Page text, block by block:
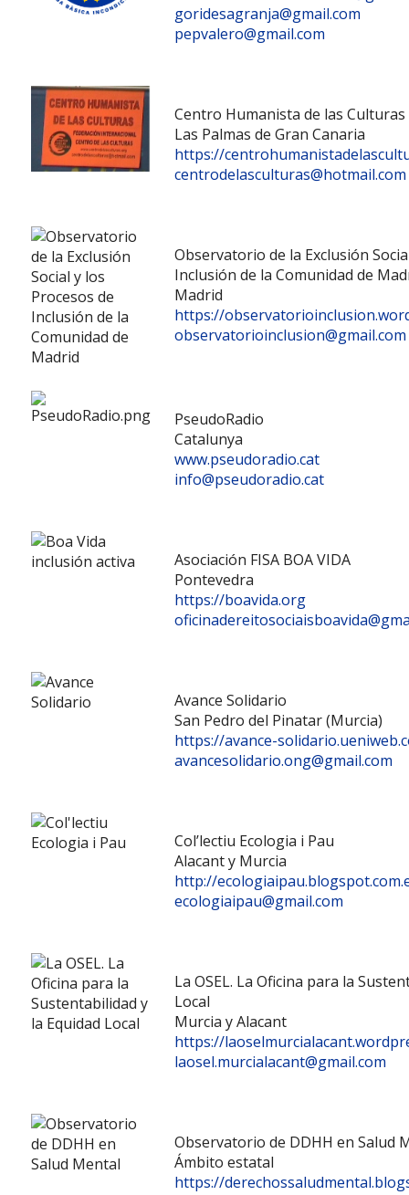
goridesagranja@gmail.com
pepvalero@gmail.com
Centro Humanista de las Culturas
Las Palmas de Gran Canaria
https://
centrodelasculturas@hotmail.com
Observatorio de la Exclusión
Inclusión de la Comunidad de
Madrid
https://
observatorioinclusion@gmail.com
PseudoRadio
Catalunya
www.pseudoradio.cat
info@pseudoradio.cat
Asociación FISA BOA VIDA
Pontevedra
https://boavida.org
Avance Solidario
San Pedro del Pinatar (Murcia)
https://avance-
avancesolidario.ong@gmail.com
Col’lectiu Ecologia i Pau
Alacant y Murcia
http://
ecologiaipau@gmail.com
La OSEL. La Oficina para la
Local
Murcia y Alacant
https://
laosel.murcialacant@gmail.com
Observatorio de DDHH en Salud
Ámbito estatal
https://